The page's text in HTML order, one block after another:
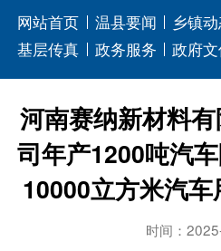
网站首页 温县要闻 乡镇
基层传真
政务服务 政府
河南赛纳新材料
司年产1200吨汽车
10000立方米汽
时间：